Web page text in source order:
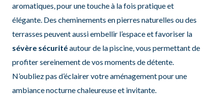
aromatiques, pour une touche à la fois pratique et
élégante. Des cheminements en pierres naturelles ou des
terrasses peuvent aussi embellir l’espace et favoriser la
sévère sécuritéautour de la piscine, vous permettant de
profiter sereinement de vos moments de détente.
N’oubliez pas d’éclairer votre aménagement pour une
ambiance nocturne chaleureuse et invitante.